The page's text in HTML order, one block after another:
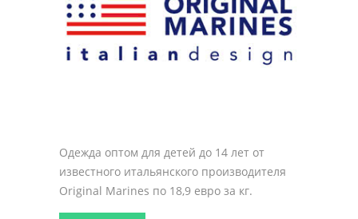
Одежда оптом для детей до 14 лет от
известного итальянского производителя
Original Marines по 18,9 евро за кг.